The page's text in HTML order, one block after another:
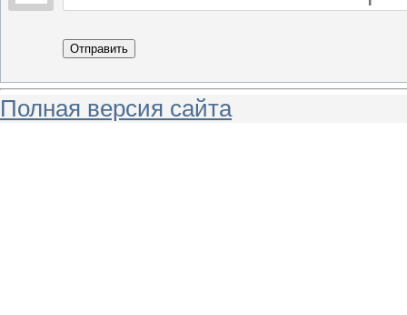
Отправить
Полная версия сайта